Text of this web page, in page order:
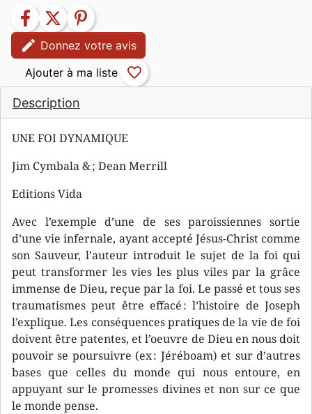
Description
UNE FOI DYNAMIQUE
Jim Cymbala & ; Dean Merrill
Editions Vida
Avec l’exemple d’une de ses paroissiennes sortie
d’une vie infernale, ayant accepté Jésus-Christ comme
son Sauveur, l’auteur introduit le sujet de la foi qui
peut transformer les vies les plus viles par la grâce
immense de Dieu, reçue par la foi. Le passé et tous ses
traumatismes peut être effacé : l’histoire de Joseph
l’explique. Les conséquences pratiques de la vie de foi
doivent être patentes, et l’oeuvre de Dieu en nous doit
pouvoir se poursuivre (ex : Jéréboam) et sur d’autres
bases que celles du monde qui nous entoure, en
appuyant sur le promesses divines et non sur ce que
le monde pense.
facebook twitter
pinterest
edit Donnez votre avis
favorite_border